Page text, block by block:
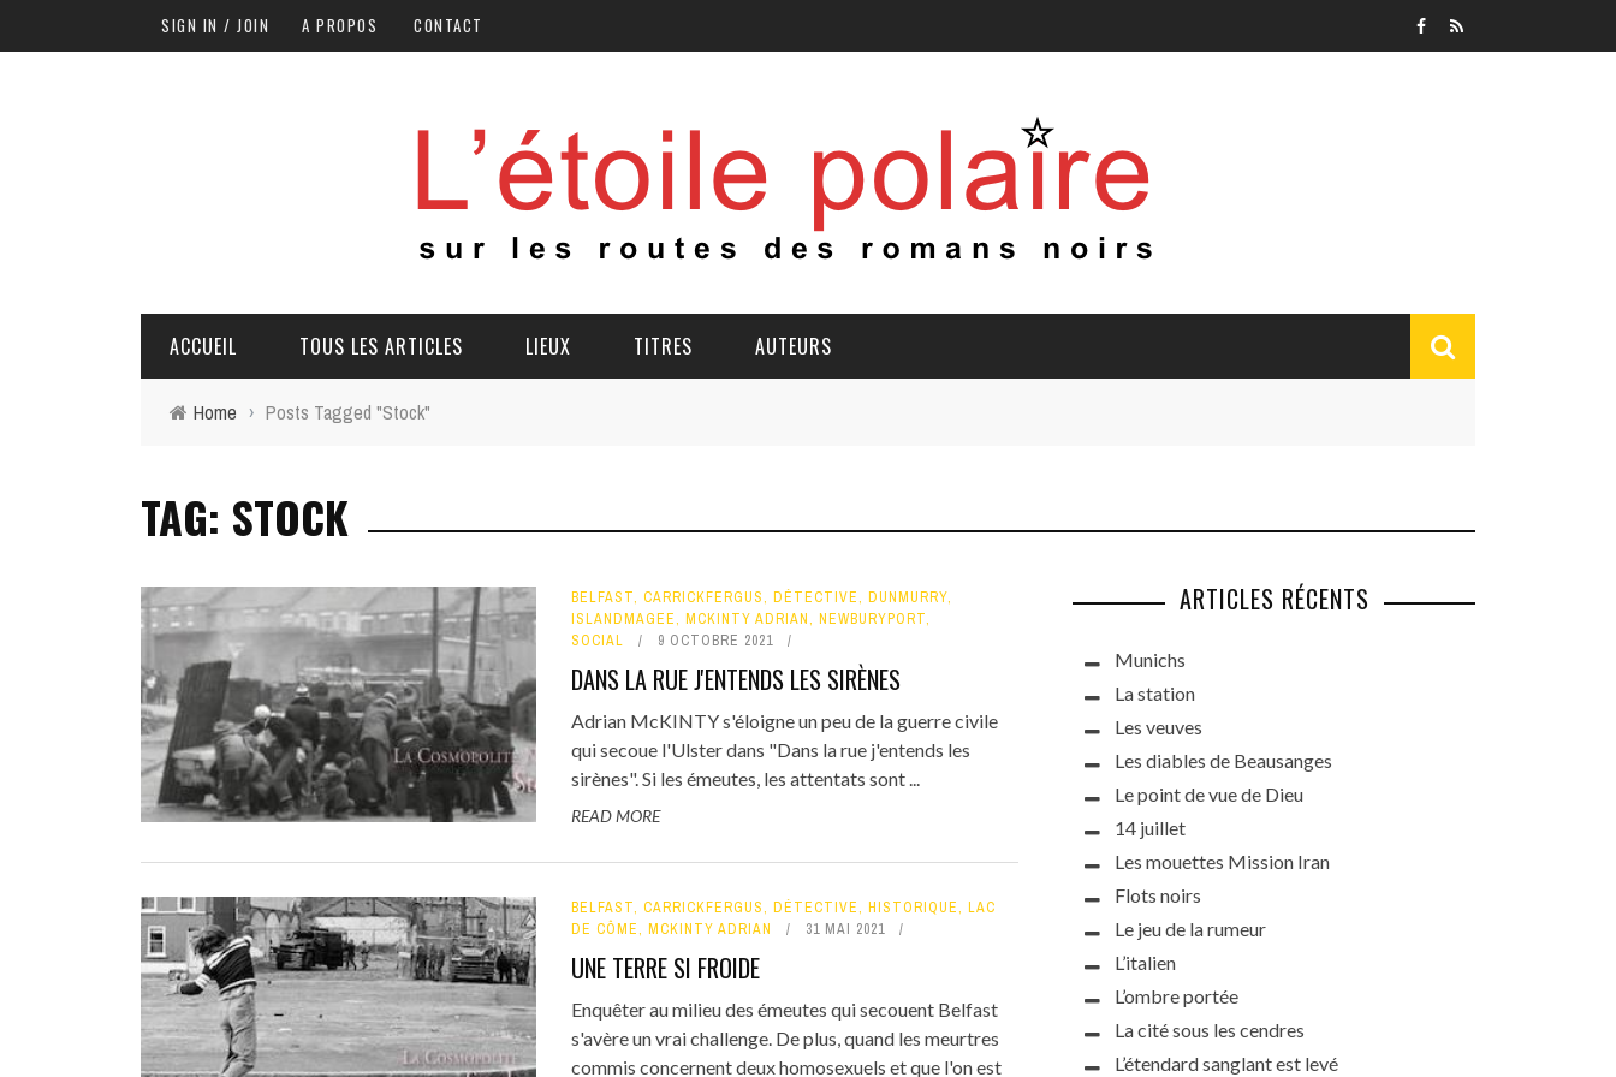
SIGN IN / JOIN A PROPOS CONTACT
ACCUEIL TOUS LES ARTICLES LIEUX TITRES AUTEURS
Home › Posts Tagged "Stock"
TAG: STOCK
BELFAST, CARRICKFERGUS, DÉTECTIVE, DUNMURRY,
ISLANDMAGEE, MCKINTY ADRIAN, NEWBURYPORT,
SOCIAL
9 OCTOBRE 2021
DANS LA RUE J'ENTENDS LES SIRÈNES
Adrian McKINTY s'éloigne un peu de la guerre civile
qui secoue l'Ulster dans "Dans la rue j'entends les
sirènes". Si les émeutes, les attentats sont ...
READ MORE
BELFAST, CARRICKFERGUS, DÉTECTIVE, HISTORIQUE, LAC
DE CÔME, MCKINTY ADRIAN 31 MAI 2021
UNE TERRE SI FROIDE
Enquêter au milieu des émeutes qui secouent Belfast
s'avère un vrai challenge. De plus, quand les meurtres
commis concernent deux homosexuels et que l'on est
ARTICLES RÉCENTS
Munichs
La station
Les veuves
Les diables de Beausanges
Le point de vue de Dieu
14 juillet
Les mouettes Mission Iran
Flots noirs
Le jeu de la rumeur
L’italien
L’ombre portée
La cité sous les cendres
L’étendard sanglant est levé